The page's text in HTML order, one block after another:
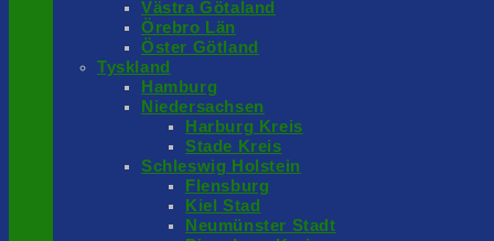
Västra Götaland
Örebro Län
Öster Götland
Tyskland
Hamburg
Niedersachsen
Harburg Kreis
Stade Kreis
Schleswig Holstein
Flensburg
Kiel Stad
Neumünster Stadt